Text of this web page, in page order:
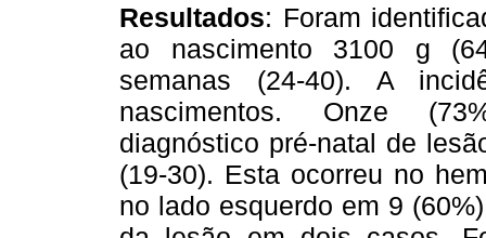
Resultados: Foram
ao nascimento 3100 g
semanas (24-40). A
nascimentos. Onze
diagnóstico pré-natal de
(19-30). Esta ocorreu no
no lado esquerdo em 9